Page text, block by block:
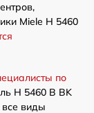
Miele H 5460
по
H 5460 B BK
виды